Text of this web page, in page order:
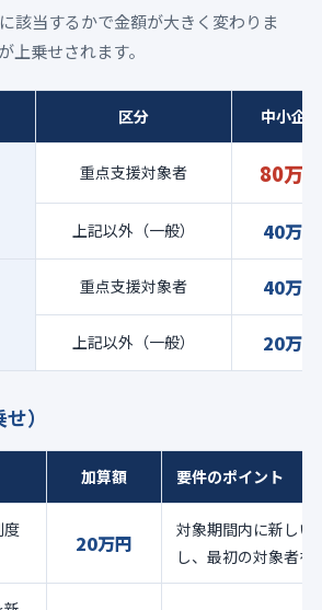
該当するかで金額が大きく変わりま
上乗せされます。
区分 中小企業
重点支援対象者 80万円
上記以外（一般） 40万円
重点支援対象者 40万円
上記以外（一般） 20万円
）
加算額 要件のポイント
度
20万円
対象期間内に新しい
し、最初の対象者を